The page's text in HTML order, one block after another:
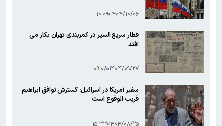
۱۴۰۴/۱۰/۰۶ ۱۰:۰۹
قطار سریع السیر در کمربندی تهران بکار می
افتد
۱۴۰۴/۰۹/۲۷ ۰۹:۰۸
سفیر آمریکا در اسرائیل: گسترش توافق ابراهیم
قریب الوقوع است
۱۴۰۴/۰۸/۲۵ ۱۵:۳۳